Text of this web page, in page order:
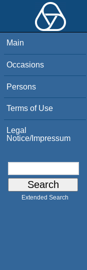
Main
Occasions
Persons
Terms of Use
Legal
Notice/Impressum
Extended Search